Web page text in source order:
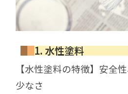
1. 水性塗料
【水性塗料の特徴】安全
少なさ